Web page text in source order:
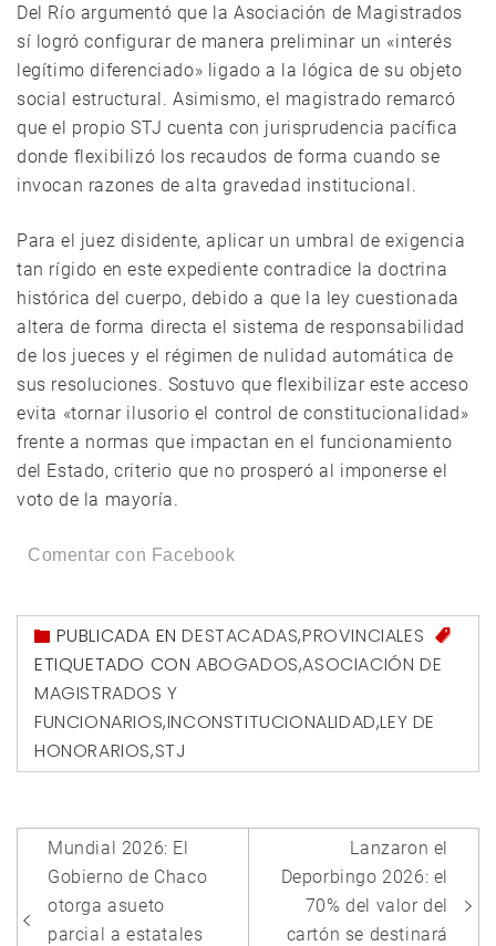
Del Río argumentó que la Asociación de Magistrados
sí logró configurar de manera preliminar un «interés
legítimo diferenciado» ligado a la lógica de su objeto
social estructural. Asimismo, el magistrado remarcó
que el propio STJ cuenta con jurisprudencia pacífica
donde flexibilizó los recaudos de forma cuando se
invocan razones de alta gravedad institucional.
Para el juez disidente, aplicar un umbral de exigencia
tan rígido en este expediente contradice la doctrina
histórica del cuerpo, debido a que la ley cuestionada
altera de forma directa el sistema de responsabilidad
de los jueces y el régimen de nulidad automática de
sus resoluciones. Sostuvo que flexibilizar este acceso
evita «tornar ilusorio el control de constitucionalidad»
frente a normas que impactan en el funcionamiento
del Estado, criterio que no prosperó al imponerse el
voto de la mayoría.
Comentar con Facebook
PUBLICADA ENDESTACADAS,PROVINCIALES
ETIQUETADO CON ABOGADOS,ASOCIACIÓN DE
MAGISTRADOS Y
FUNCIONARIOS,INCONSTITUCIONALIDAD,LEY DE
HONORARIOS,STJ
Navegación
de
entradas
Mundial 2026: El
Gobierno de Chaco
otorga asueto
parcial a estatales
Lanzaron el
Deporbingo 2026: el
70% del valor del
cartón se destinará